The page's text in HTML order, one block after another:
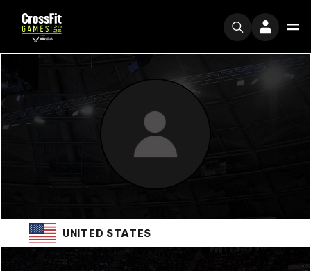
UNITED STATES